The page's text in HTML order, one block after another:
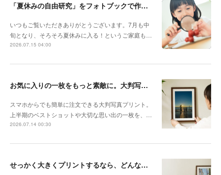
「夏休みの自由研究」をフォトブックで作ろう🔎
いつもご覧いただきありがとうございます。7月も中
旬となり、そろそろ夏休みに入る！というご家庭も…
2026.07.15 04:00
お気に入りの一枚をもっと素敵に。大判写真プリントの飾り方
スマホからでも簡単に注文できる大判写真プリント。
上半期のベストショットや大切な思い出の一枚を、…
2026.07.14 00:30
せっかく大きくプリントするなら、どんな写真が向いている？